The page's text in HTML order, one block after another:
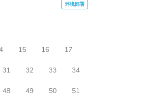
15 16 17
31 32 33 34
48 49 50 51